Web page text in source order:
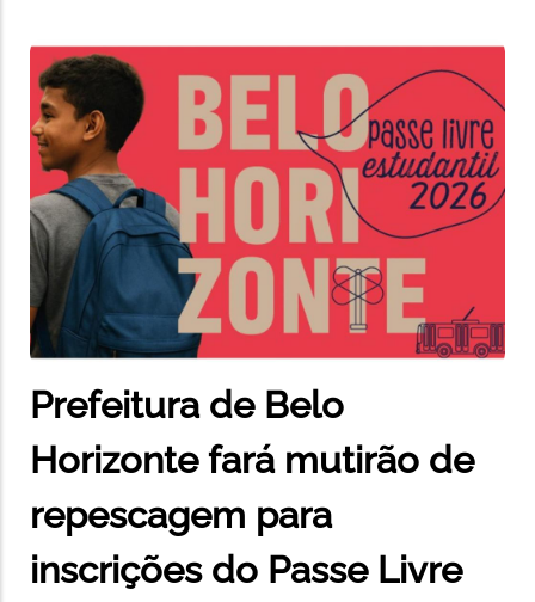
Prefeitura de Belo
Horizonte fará mutirão de
repescagem para
inscrições do Passe Livre